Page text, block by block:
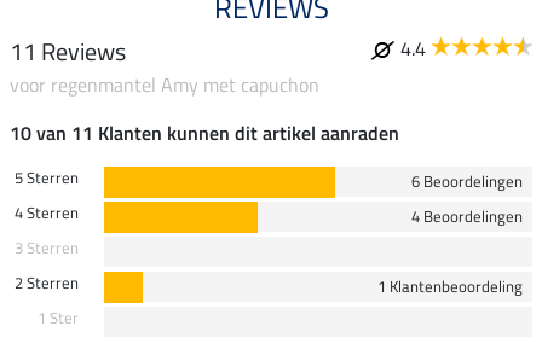
11 Reviews
4.4
voor regenmantel Amy met capuchon
10 van 11 Klanten kunnen dit artikel aanraden
5 Sterren
6 Beoordelingen
4 Sterren
4 Beoordelingen
3 Sterren
2 Sterren
1 Klantenbeoordeling
1 Ster